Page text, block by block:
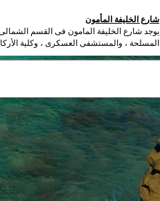
شارع الخليفة المأمون
يوجد شارع الخليفة المامون فى القسم
المسلحة ، والمستشفى العسكرى ، وكلية الأركان .........الخ ،